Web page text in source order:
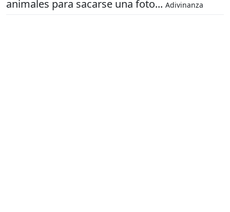
animales para sacarse una foto... Adivinanza